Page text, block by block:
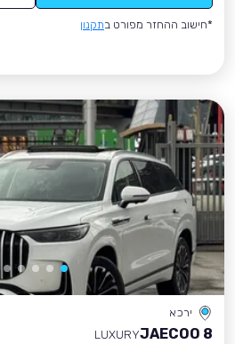
*חישוב ההחזר מפורט בתקנון
ירכא
JAECOO 8
LUXURY